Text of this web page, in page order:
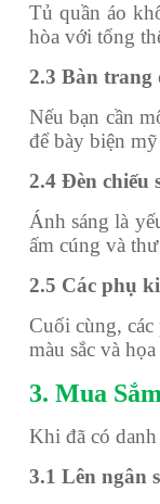
Tủ quần áo
hòa với tổng
2.3 Bàn trang
Nếu bạn cần
để bày biện
2.4 Đèn chiếu
Ánh sáng là
ấm cúng và
2.5 Các phụ
Cuối cùng,
màu sắc và
3. Mua
Khi đã có danh
3.1 Lên ngân